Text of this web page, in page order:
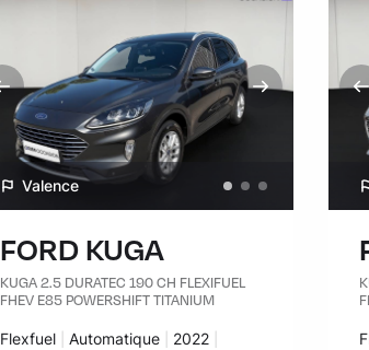
Valence
FORD KUGA
KUGA 2.5 DURATEC 190 CH FLEXIFUEL
FHEV E85 POWERSHIFT TITANIUM
Carburant :
Flexfuel Transmission :
Automatique Années :
2022